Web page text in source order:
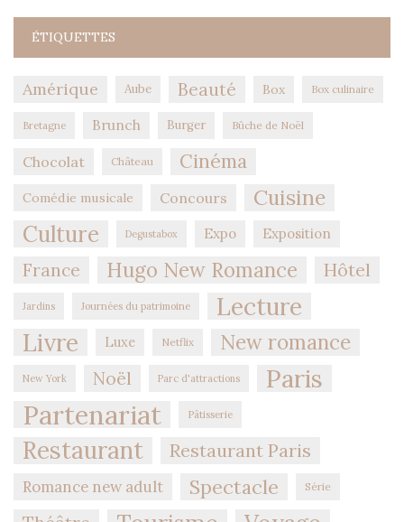
ÉTIQUETTES
Amérique Aube Beauté Box Box culinaire
Bretagne Brunch Burger Bûche de Noël
Chocolat Château Cinéma
Comédie musicale Concours Cuisine
Culture Degustabox Expo Exposition
France Hugo New Romance Hôtel
Jardins Journées du patrimoine
Lecture
Livre
Luxe Netflix New romance
New York Noël Parc d'attractions Paris
Partenariat Pâtisserie
Restaurant Restaurant Paris
Romance new adult Spectacle Série